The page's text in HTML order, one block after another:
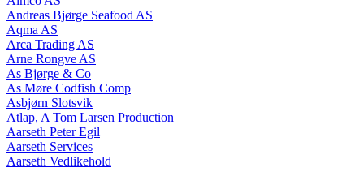
Andreas Bjørge Seafood AS
Aqma AS
Arca Trading AS
Arne Rongve AS
As Bjørge & Co
As Møre Codfish Comp
Asbjørn Slotsvik
Atlap, A Tom Larsen Production
Aarseth Peter Egil
Aarseth Services
Aarseth Vedlikehold